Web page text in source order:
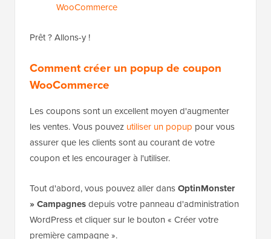
WooCommerce
Prêt ? Allons-y !
Comment créer un popup de coupon
WooCommerce
Les coupons sont un excellent moyen d'augmenter
les ventes. Vous pouvez utiliser un popup pour vous
assurer que les clients sont au courant de votre
coupon et les encourager à l'utiliser.
Tout d'abord, vous pouvez aller dansOptinMonster
» Campagnesdepuis votre panneau d'administration
WordPress et cliquer sur le bouton « Créer votre
première campagne ».